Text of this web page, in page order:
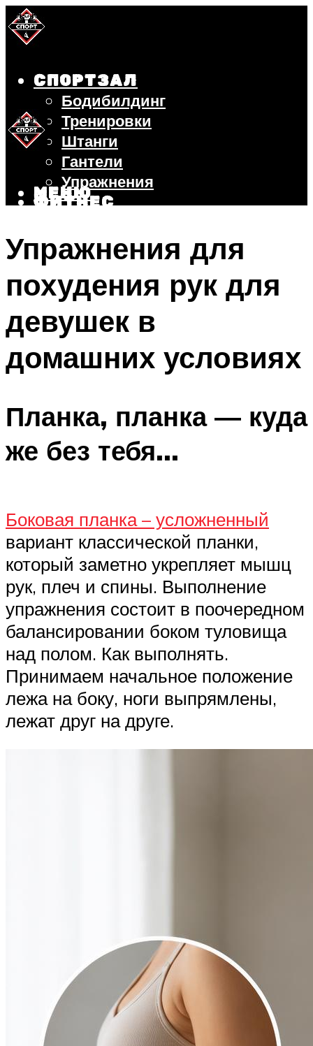
СПОРТЗАЛ
Бодибилдинг
Тренировки
Штанги
Гантели
Упражнения
ФИТНЕС
ВЕЛОСИПЕД
ПОХУДЕНИЕ
МЕНЮ
МЕНЮ
Упражнения для
похудения рук для
девушек в
домашних условиях
Планка, планка ― куда
же без тебя…
Боковая планка – усложненный
вариант классической планки,
который заметно укрепляет мышц
рук, плеч и спины. Выполнение
упражнения состоит в поочередном
балансировании боком туловища
над полом. Как выполнять.
Принимаем начальное положение
лежа на боку, ноги выпрямлены,
лежат друг на друге.